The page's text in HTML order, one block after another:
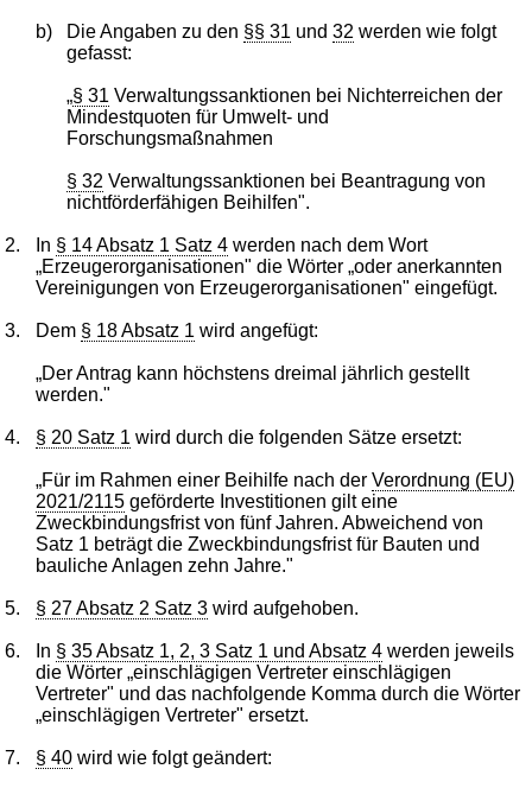
b) Die Angaben zu den §§ 31 und 32 werden wie folgt
gefasst:
„§ 31 Verwaltungssanktionen bei Nichterreichen der
Mindestquoten für Umwelt- und
Forschungsmaßnahmen
§ 32 Verwaltungssanktionen bei Beantragung von
nichtförderfähigen Beihilfen".
2. In § 14 Absatz 1 Satz 4 werden nach dem Wort
„Erzeugerorganisationen" die Wörter „oder anerkannten
Vereinigungen von Erzeugerorganisationen" eingefügt.
3. Dem § 18 Absatz 1 wird angefügt:
„Der Antrag kann höchstens dreimal jährlich gestellt
werden."
4. § 20 Satz 1 wird durch die folgenden Sätze ersetzt:
„Für im Rahmen einer Beihilfe nach derVerordnung (EU)
2021/2115 geförderte Investitionen gilt eine
Zweckbindungsfrist von fünf Jahren. Abweichend von
Satz 1 beträgt die Zweckbindungsfrist für Bauten und
bauliche Anlagen zehn Jahre."
5. § 27 Absatz 2 Satz 3 wird aufgehoben.
6. In § 35 Absatz 1, 2, 3 Satz 1 und Absatz 4 werden jeweils
die Wörter „einschlägigen Vertreter einschlägigen
Vertreter" und das nachfolgende Komma durch die Wörter
„einschlägigen Vertreter" ersetzt.
7. § 40 wird wie folgt geändert: